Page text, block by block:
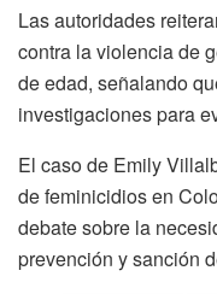
Las autoridades
contra la violencia de
de edad, señalando
investigaciones para
El caso de Emily
de feminicidios en
debate sobre la
prevención y sanción